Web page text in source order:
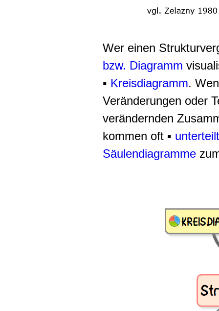
Wer einen
bzw. Diagramm
▪ Kreisdiagramm.
Veränderungen oder
verändernden
kommen oft ▪
Säulendiagramme